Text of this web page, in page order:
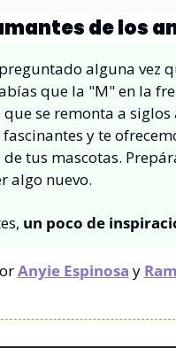
de los
alguna vez
que la "M" en la
se remonta a siglos
fascinantes y te
tus mascotas.
algo nuevo.
un poco de
Anyie Espinosa y